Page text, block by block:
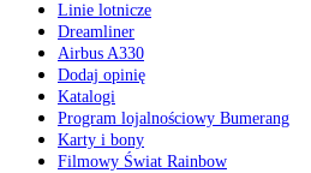
Linie lotnicze
Dreamliner
Airbus A330
Dodaj opinię
Katalogi
Program lojalnościowy Bumerang
Karty i bony
Filmowy Świat Rainbow